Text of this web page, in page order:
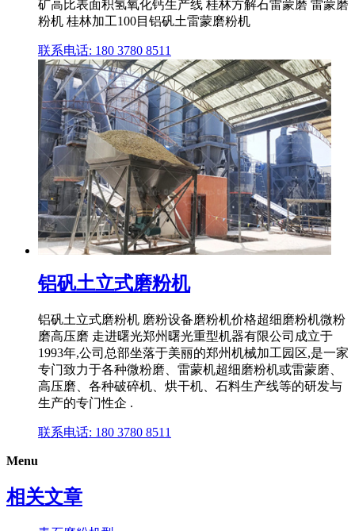
矿高比表面积氢氧化钙生产线 桂林方解石雷蒙磨 雷蒙磨
粉机 桂林加工100目铝矾土雷蒙磨粉机
联系电话: 180 3780 8511
铝矾土立式磨粉机
铝矾土立式磨粉机 磨粉设备磨粉机价格超细磨粉机微粉
磨高压磨 走进曙光郑州曙光重型机器有限公司成立于
1993年,公司总部坐落于美丽的郑州机械加工园区,是一家
专门致力于各种微粉磨、雷蒙机超细磨粉机或雷蒙磨、
高压磨、各种破碎机、烘干机、石料生产线等的研发与
生产的专门性企 .
联系电话: 180 3780 8511
Menu
相关文章